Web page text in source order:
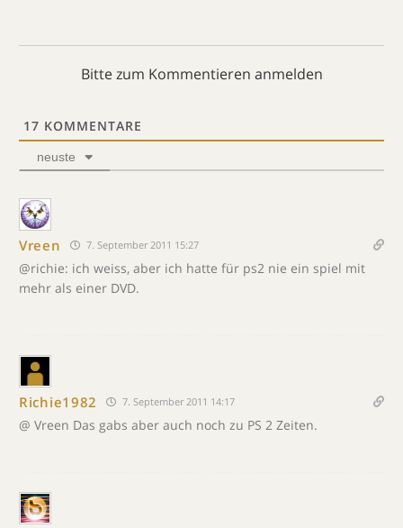
Bitte zum Kommentieren anmelden
17 KOMMENTARE
neuste
Vreen 7. September 2011 15:27
@richie: ich weiss, aber ich hatte für ps2 nie ein spiel mit
mehr als einer DVD.
Richie1982 7. September 2011 14:17
@ Vreen Das gabs aber auch noch zu PS 2 Zeiten.